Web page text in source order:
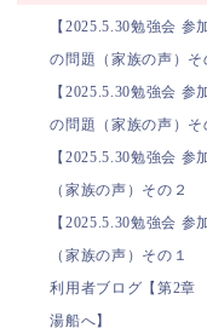
【2025.5.30勉強会
の問題（家族の声）そ
【2025.5.30勉強会
の問題（家族の声）そ
【2025.5.30勉強会
（家族の声）その２
【2025.5.30勉強会
（家族の声）その１
利用者ブログ【第2章
湯船へ】